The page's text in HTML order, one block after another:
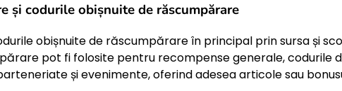
și codurile obișnuite de răscumpărare
obișnuite de răscumpărare în principal prin sursa și
pot fi folosite pentru recompense generale, codurile
și evenimente, oferind adesea articole sau